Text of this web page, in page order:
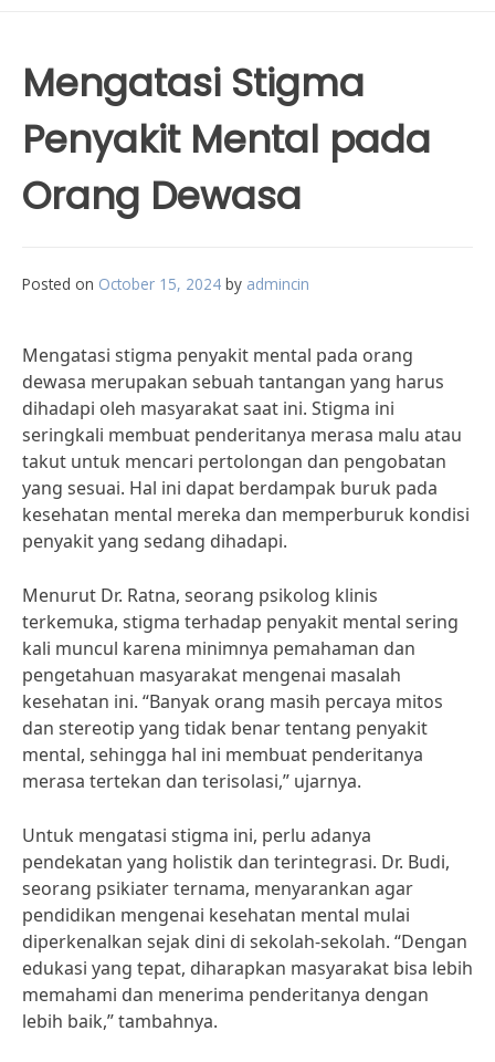
Mengatasi Stigma
Penyakit Mental pada
Orang Dewasa
Posted on October 15, 2024 by admincin
Mengatasi stigma penyakit mental pada orang
dewasa merupakan sebuah tantangan yang harus
dihadapi oleh masyarakat saat ini. Stigma ini
seringkali membuat penderitanya merasa malu atau
takut untuk mencari pertolongan dan pengobatan
yang sesuai. Hal ini dapat berdampak buruk pada
kesehatan mental mereka dan memperburuk kondisi
penyakit yang sedang dihadapi.
Menurut Dr. Ratna, seorang psikolog klinis
terkemuka, stigma terhadap penyakit mental sering
kali muncul karena minimnya pemahaman dan
pengetahuan masyarakat mengenai masalah
kesehatan ini. “Banyak orang masih percaya mitos
dan stereotip yang tidak benar tentang penyakit
mental, sehingga hal ini membuat penderitanya
merasa tertekan dan terisolasi,” ujarnya.
Untuk mengatasi stigma ini, perlu adanya
pendekatan yang holistik dan terintegrasi. Dr. Budi,
seorang psikiater ternama, menyarankan agar
pendidikan mengenai kesehatan mental mulai
diperkenalkan sejak dini di sekolah-sekolah. “Dengan
edukasi yang tepat, diharapkan masyarakat bisa lebih
memahami dan menerima penderitanya dengan
lebih baik,” tambahnya.